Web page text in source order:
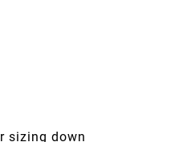
sizing down